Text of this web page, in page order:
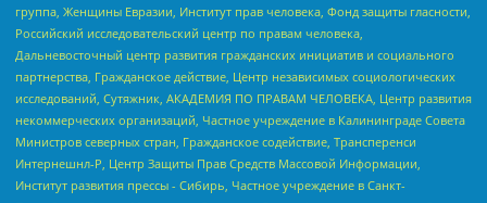
группа, Женщины Евразии, Институт прав человека, Фонд защиты гласности,
Российский исследовательский центр по правам человека,
Дальневосточный центр развития гражданских инициатив и социального
партнерства, Гражданское действие, Центр независимых социологических
исследований, Сутяжник, АКАДЕМИЯ ПО ПРАВАМ ЧЕЛОВЕКА, Центр развития
некоммерческих организаций, Частное учреждение в Калининграде Совета
Министров северных стран, Гражданское содействие, Трансперенси
Интернешнл-Р, Центр Защиты Прав Средств Массовой Информации,
Институт развития прессы - Сибирь, Частное учреждение в Санкт-